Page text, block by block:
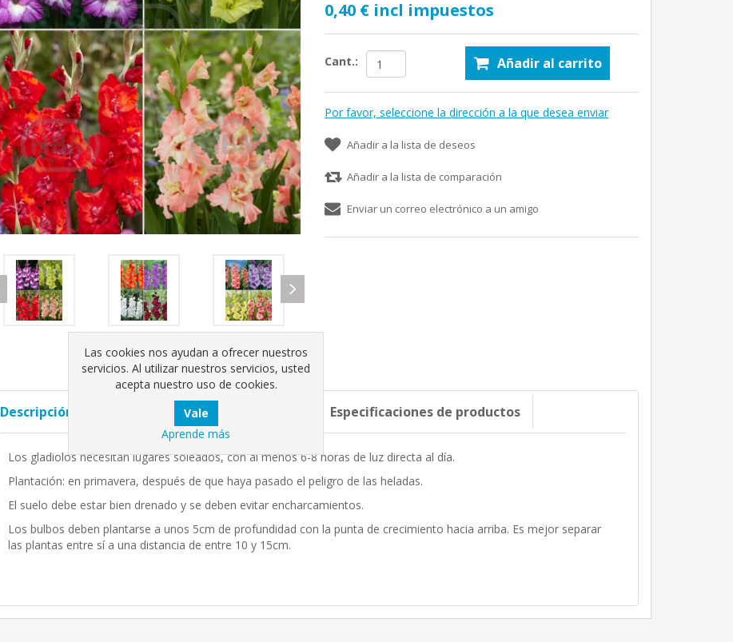
0,40 € incl impuestos
Cant.: Añadir al carrito
Por favor, seleccione la dirección a la que desea enviar
Añadir a la lista de deseos
Añadir a la lista de comparación
Enviar un correo electrónico a un amigo
Descripción completa Etiquetas de producto Especificaciones de productos
Los gladiolos necesitan lugares soleados, con al menos 6-8 horas de luz directa al día.
Plantación: en primavera, después de que haya pasado el peligro de las heladas.
El suelo debe estar bien drenado y se deben evitar encharcamientos.
Los bulbos deben plantarse a unos 5cm de profundidad con la punta de crecimiento hacia arriba. Es mejor separar
las plantas entre sí a una distancia de entre 10 y 15cm.
Las cookies nos ayudan a ofrecer nuestros
servicios. Al utilizar nuestros servicios, usted
acepta nuestro uso de cookies.
Aprende más